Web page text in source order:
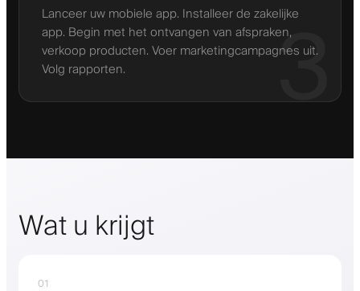
3
Lanceer uw mobiele app. Installeer de zakelijke
app. Begin met het ontvangen van afspraken,
verkoop producten. Voer marketingcampagnes uit.
Volg rapporten.
Wat u krijgt
01